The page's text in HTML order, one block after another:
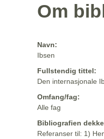
Om
Navn:
Ibsen
Fullstendig tittel:
Den internasjonale
Omfang/fag:
Alle fag
Bibliografien
Referanser til: 1)